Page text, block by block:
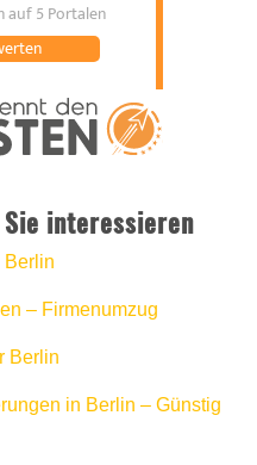
auf 5 Portalen
Umzugshelfer Berlin
hat5von5 Sternen |
werkenntdenBESTEN.de
interessieren
Berlin
– Firmenumzug
Berlin
in Berlin – Günstig